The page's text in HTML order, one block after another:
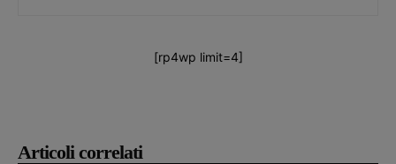
Articoli correlati
[rp4wp limit=4]